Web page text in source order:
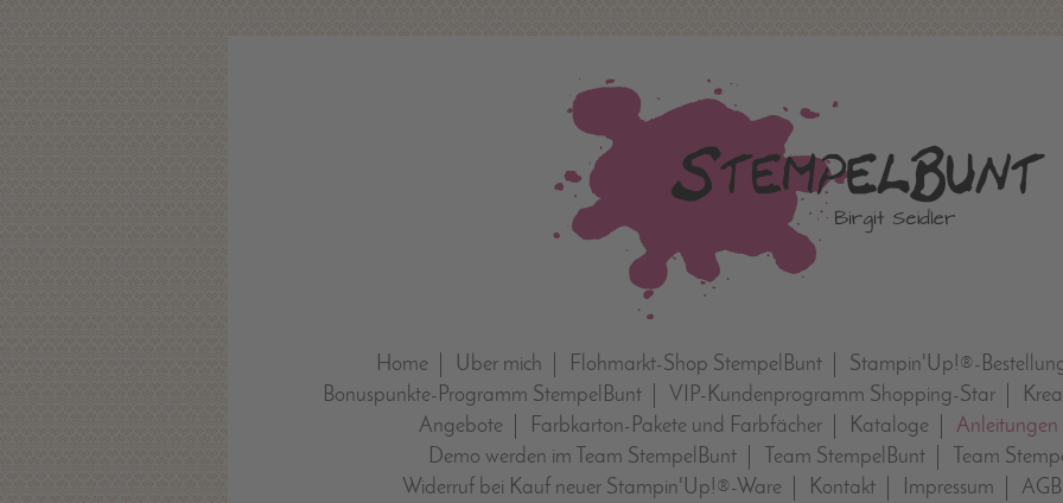
Home Über mich Flohmarkt-Shop StempelBunt
Stampin'Up!®-
Bonuspunkte-Programm StempelBunt
VIP-Kundenprogramm Shopping-Star
Angebote
Farbkarton-Pakete und Farbfächer Kataloge
Anleitungen
Demo werden im Team StempelBunt
Team StempelBunt
Team
Widerruf bei Kauf neuer Stampin'Up!®-Ware
Kontakt Impressum AGB